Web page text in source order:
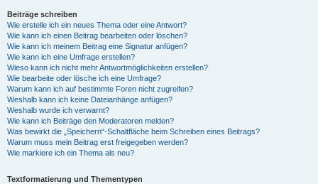
Beiträge schreiben
Wie erstelle ich ein neues Thema oder eine Antwort?
Wie kann ich einen Beitrag bearbeiten oder löschen?
Wie kann ich meinem Beitrag eine Signatur anfügen?
Wie kann ich eine Umfrage erstellen?
Wieso kann ich nicht mehr Antwortmöglichkeiten erstellen?
Wie bearbeite oder lösche ich eine Umfrage?
Warum kann ich auf bestimmte Foren nicht zugreifen?
Weshalb kann ich keine Dateianhänge anfügen?
Weshalb wurde ich verwarnt?
Wie kann ich Beiträge den Moderatoren melden?
Was bewirkt die „Speichern“-Schaltfläche beim Schreiben eines Beitrags?
Warum muss mein Beitrag erst freigegeben werden?
Wie markiere ich ein Thema als neu?
Textformatierung und Thementypen